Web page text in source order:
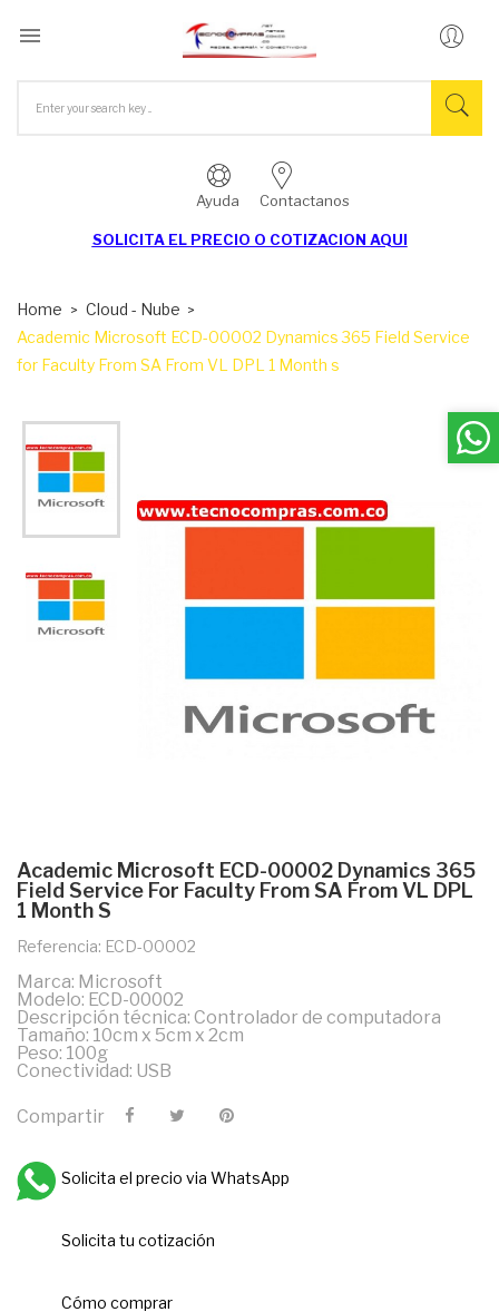

Ayuda Contactanos
SOLICITA EL PRECIO O COTIZACION AQUI
Home
Cloud - Nube
Academic Microsoft ECD-00002 Dynamics 365 Field Service
for Faculty From SA From VL DPL 1 Month s
Academic Microsoft ECD-00002 Dynamics 365
Field Service For Faculty From SA From VL DPL
1 Month S
Referencia: ECD-00002
Marca: Microsoft
Modelo: ECD-00002
Descripción técnica: Controlador de computadora
Tamaño: 10cm x 5cm x 2cm
Peso: 100g
Conectividad: USB
Compartir
Solicita el precio via WhatsApp
Solicita tu cotización
Cómo comprar